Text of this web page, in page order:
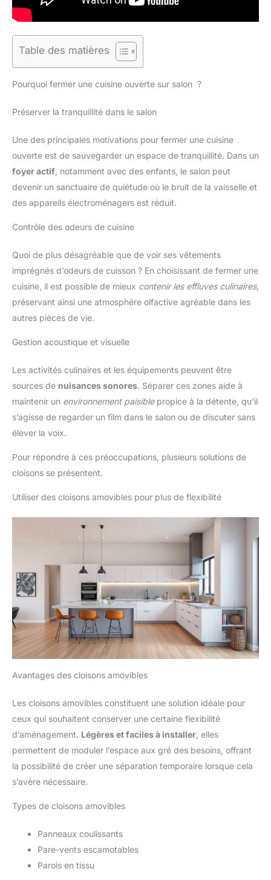
Table des matières
Pourquoi fermer une cuisine ouverte sur salon ?
Préserver la tranquillité dans le salon
Une des principales motivations pour fermer une cuisine
ouverte est de sauvegarder un espace de tranquillité. Dans un
foyer actif , notamment avec des enfants, le salon peut
devenir un sanctuaire de quiétude où le bruit de la vaisselle et
des appareils électroménagers est réduit.
Contrôle des odeurs de cuisine
Quoi de plus désagréable que de voir ses vêtements
imprégnés d’odeurs de cuisson ? En choisissant de fermer une
cuisine, il est possible de mieux contenir les effluves culinaires,
préservant ainsi une atmosphère olfactive agréable dans les
autres pièces de vie.
Gestion acoustique et visuelle
Les activités culinaires et les équipements peuvent être
sources de nuisances sonores. Séparer ces zones aide à
maintenir un environnement paisiblepropice à la détente, qu’il
s’agisse de regarder un film dans le salon ou de discuter sans
élever la voix.
Pour répondre à ces préoccupations, plusieurs solutions de
cloisons se présentent.
Utiliser des cloisons amovibles pour plus de flexibilité
Avantages des cloisons amovibles
Les cloisons amovibles constituent une solution idéale pour
ceux qui souhaitent conserver une certaine flexibilité
d’aménagement. Légères et faciles à installer , elles
permettent de moduler l’espace aux gré des besoins, offrant
la possibilité de créer une séparation temporaire lorsque cela
s’avère nécessaire.
Types de cloisons amovibles
Panneaux coulissants
Pare-vents escamotables
Parois en tissu